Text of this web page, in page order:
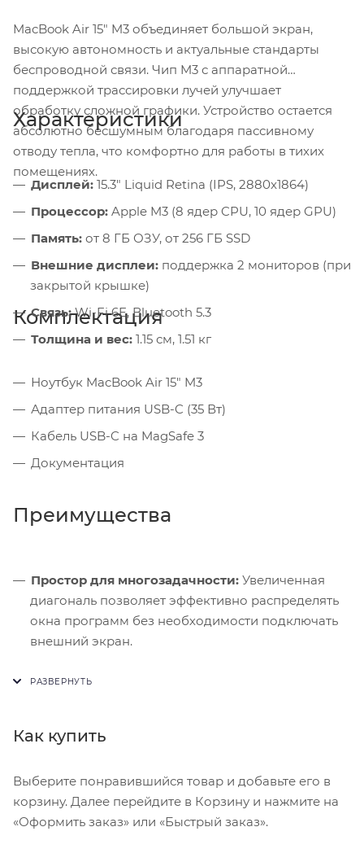
MacBook Air 15" M3 объединяет большой экран,
высокую автономность и актуальные стандарты
беспроводной связи. Чип M3 с аппаратной
поддержкой трассировки лучей улучшает
обработку сложной графики. Устройство остается
абсолютно бесшумным благодаря пассивному
отводу тепла, что комфортно для работы в тихих
помещениях.
Характеристики
Дисплей: 15.3" Liquid Retina (IPS, 2880x1864)
Процессор: Apple M3 (8 ядер CPU, 10 ядер GPU)
Память: от 8 ГБ ОЗУ, от 256 ГБ SSD
Внешние дисплеи: поддержка 2 мониторов (при
закрытой крышке)
Связь:Wi-Fi 6E, Bluetooth 5.3
Толщина и вес: 1.15 см, 1.51 кг
Комплектация
Ноутбук MacBook Air 15" M3
Адаптер питания USB-C (35 Вт)
Кабель USB-C на MagSafe 3
Документация
Преимущества
Простор для многозадачности: Увеличенная
диагональ позволяет эффективно распределять
окна программ без необходимости подключать
внешний экран.
системы охлаждения гарантирует тишину даже
Энергоэффективность:
заряд батареи слишком быстро.
Как купить
Выберите понравившийся товар и добавьте его в
корзину. Далее перейдите в Корзину и нажмите на
«Оформить заказ» или «Быстрый заказ».